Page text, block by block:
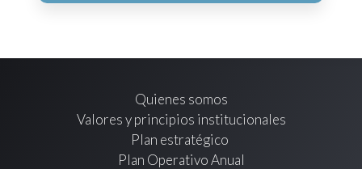
Quienes somos
Valores y principios institucionales
Plan estratégico
Plan Operativo Anual